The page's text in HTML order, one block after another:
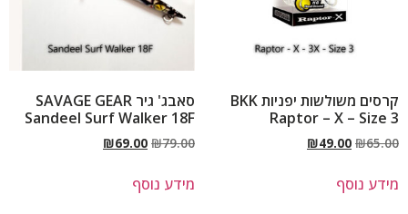
קרסים משולשות יפניות BKK
Raptor – X – Size 3
₪65.00
₪49.00
מידע נוסף
סאבג' גיר SAVAGE GEAR
Sandeel Surf Walker 18F
₪79.00
₪69.00
מידע נוסף